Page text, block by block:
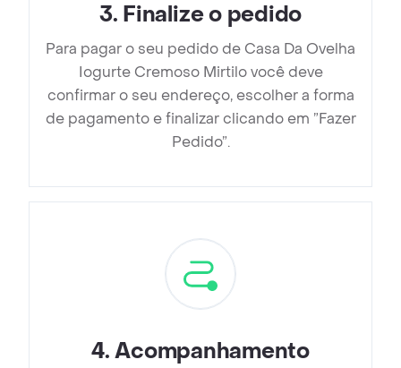
3. Finalize o pedido
Para pagar o seu pedido de Casa Da Ovelha
Iogurte Cremoso Mirtilo você deve
confirmar o seu endereço, escolher a forma
de pagamento e finalizar clicando em ”Fazer
Pedido”.
4.Acompanhamento